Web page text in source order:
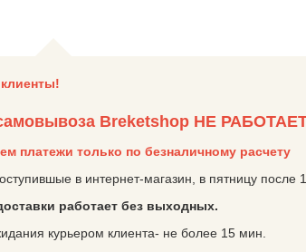
Breketshop НЕ
платежи только по безналичному расчету
в интернет-магазин, в пятницу
работает без выходных.
курьером клиента- не более 15 мин.